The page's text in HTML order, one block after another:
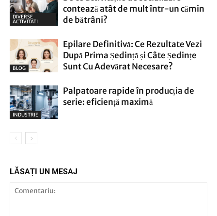
Casa Si Gradina
DIVERSE
ACTIVITATI
contează atât de mult într-un cămin
de bătrâni?
BLOG
Epilare Definitivă: Ce Rezultate Vezi
După Prima Ședință și Câte Ședințe
Sunt Cu Adevărat Necesare?
INDUSTRIE
Palpatoare rapide în producția de
serie: eficiență maximă
LĂSAȚI UN MESAJ